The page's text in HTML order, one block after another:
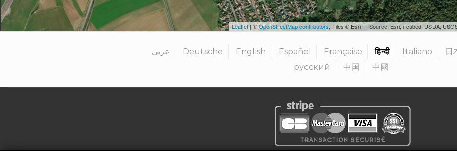
Leaflet| ©OpenStreetMap contributors , Tiles © Esri — Source: Esri, i-cubed, USDA,
عربى Deutsche English Español Française हिन्दी Italiano
日
русский
中国 中國